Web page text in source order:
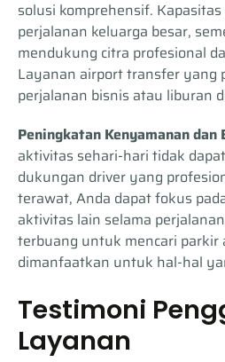
solusi komprehensif.
perjalanan keluarga besar,
mendukung citra profesional
Layanan airport transfer yang
perjalanan bisnis atau liburan
Peningkatan Kenyamanan dan
aktivitas sehari-hari tidak
dukungan driver yang
terawat, Anda dapat fokus
aktivitas lain selama
terbuang untuk mencari parkir
dimanfaatkan untuk hal-hal
Testimoni
Layanan